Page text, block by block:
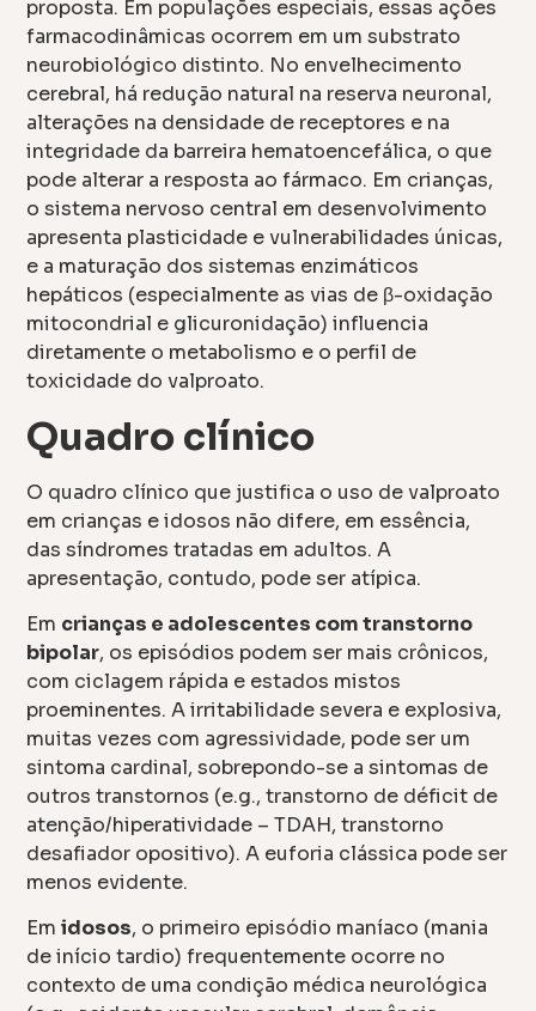
proposta. Em populações especiais, essas ações
farmacodinâmicas ocorrem em um substrato
neurobiológico distinto. No envelhecimento
cerebral, há redução natural na reserva neuronal,
alterações na densidade de receptores e na
integridade da barreira hematoencefálica, o que
pode alterar a resposta ao fármaco. Em crianças,
o sistema nervoso central em desenvolvimento
apresenta plasticidade e vulnerabilidades únicas,
e a maturação dos sistemas enzimáticos
hepáticos (especialmente as vias de β-oxidação
mitocondrial e glicuronidação) influencia
diretamente o metabolismo e o perfil de
toxicidade do valproato.
Quadro clínico
O quadro clínico que justifica o uso de valproato
em crianças e idosos não difere, em essência,
das síndromes tratadas em adultos. A
apresentação, contudo, pode ser atípica.
Em crianças e adolescentes com transtorno
bipolar, os episódios podem ser mais crônicos,
com ciclagem rápida e estados mistos
proeminentes. A irritabilidade severa e explosiva,
muitas vezes com agressividade, pode ser um
sintoma cardinal, sobrepondo-se a sintomas de
outros transtornos (e.g., transtorno de déficit de
atenção/hiperatividade – TDAH, transtorno
desafiador opositivo). A euforia clássica pode ser
menos evidente.
Emidosos, o primeiro episódio maníaco (mania
de início tardio) frequentemente ocorre no
contexto de uma condição médica neurológica